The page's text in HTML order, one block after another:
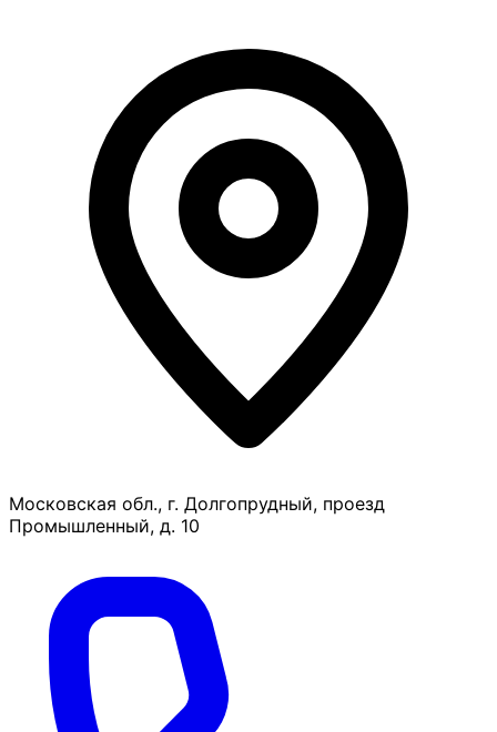
Московская обл., г. Долгопрудный, проезд
Промышленный, д. 10